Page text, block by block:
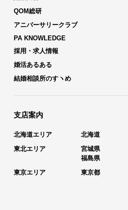
QOM総研
アニバーサリークラブ
PA KNOWLEDGE
採用・求人情報
婚活あるある
結婚相談所のすヽめ
支店案内
北海道エリア 北海道
東北エリア
宮城県
福島県
東京エリア
東京都